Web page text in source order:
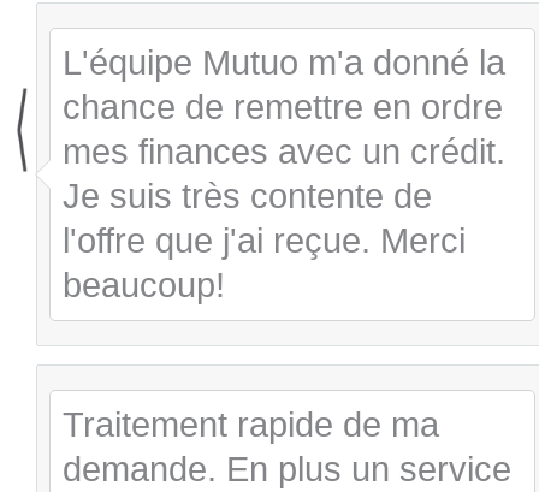
L'équipe Mutuo m'a donné la
chance de remettre en ordre
mes finances avec un crédit.
Je suis très contente de
l'offre que j'ai reçue. Merci
beaucoup!
Traitement rapide de ma
demande. En plus un service